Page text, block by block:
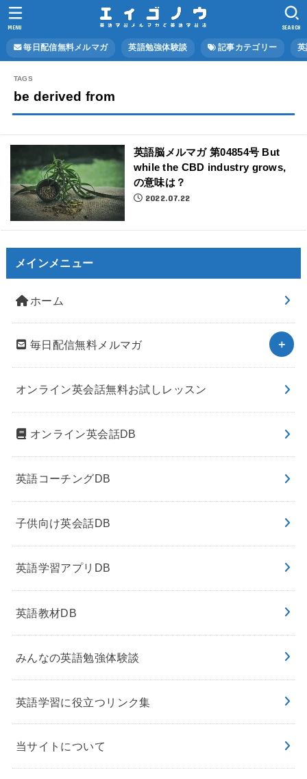
毎日配信無料メルマガ 英語勉強体験談 記事カテゴリー
SEARCH
MENU
be derived from
英語脳メルマガ 第04854号 But
while the CBD industry grows,
の意味は？
2022.07.22
メインメニュー
ホーム
毎日配信無料メルマガ
オンライン英会話無料お試しレッスン
オンライン英会話DB
英語コーチングDB
子供向け英会話DB
英語学習アプリDB
英語教材DB
みんなの英語勉強体験談
英語学習に役立つリンク集
当サイトについて